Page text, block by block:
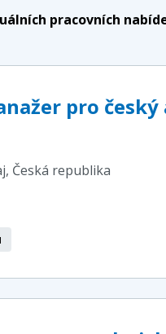
pracovních
pro
, Česká republika